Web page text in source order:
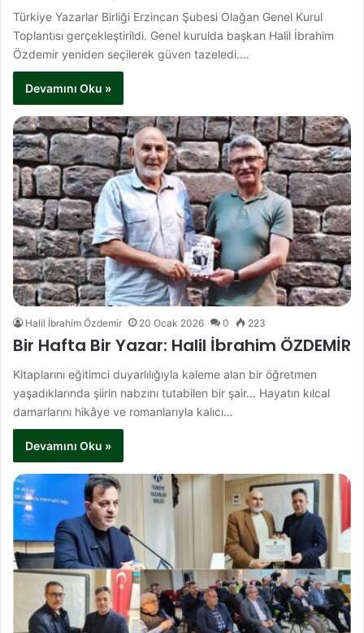
Türkiye Yazarlar Birliği Erzincan Şubesi Olağan Genel Kurul
Toplantısı gerçekleştirildi. Genel kurulda başkan Halil İbrahim
Özdemir yeniden seçilerek güven tazeledi.…
Devamını Oku »
Halil İbrahim Özdemir 20 Ocak 2026 0 223
Bir Hafta Bir Yazar: Halil İbrahim ÖZDEMİR
Kitaplarını eğitimci duyarlılığıyla kaleme alan bir öğretmen
yaşadıklarında şiirin nabzını tutabilen bir şair… Hayatın kılcal
damarlarını hikâye ve romanlarıyla kalıcı…
Devamını Oku »